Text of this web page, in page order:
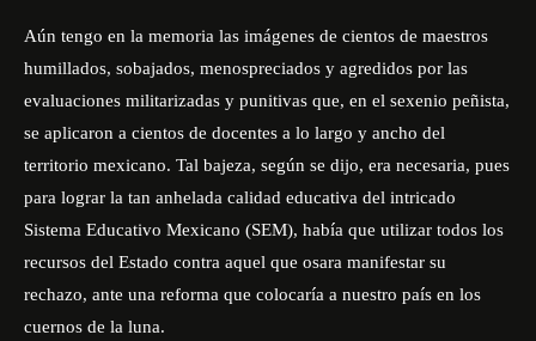
Aún tengo en la memoria las imágenes de cientos de maestros
humillados, sobajados, menospreciados y agredidos por las
evaluaciones militarizadas y punitivas que, en el sexenio peñista,
se aplicaron a cientos de docentes a lo largo y ancho del
territorio mexicano. Tal bajeza, según se dijo, era necesaria, pues
para lograr la tan anhelada calidad educativa del intricado
Sistema Educativo Mexicano (SEM), había que utilizar todos los
recursos del Estado contra aquel que osara manifestar su
rechazo, ante una reforma que colocaría a nuestro país en los
cuernos de la luna.